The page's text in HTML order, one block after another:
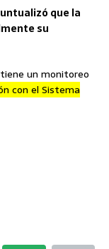
que la
su
un monitoreo
con el Sistema